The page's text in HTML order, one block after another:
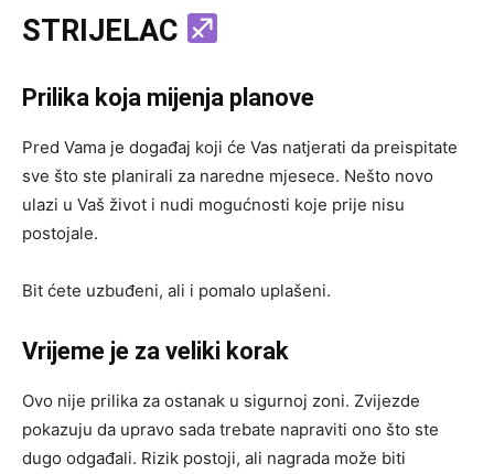
STRIJELAC
Prilika koja mijenja planove
Pred Vama je događaj koji će Vas natjerati da preispitate
sve što ste planirali za naredne mjesece. Nešto novo
ulazi u Vaš život i nudi mogućnosti koje prije nisu
postojale.
Bit ćete uzbuđeni, ali i pomalo uplašeni.
Vrijeme je za veliki korak
Ovo nije prilika za ostanak u sigurnoj zoni. Zvijezde
pokazuju da upravo sada trebate napraviti ono što ste
dugo odgađali. Rizik postoji, ali nagrada može biti